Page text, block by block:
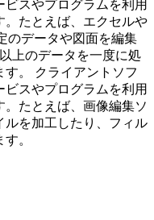
ビスやプログラムを利用
。たとえば、エクセルや
のデータや図面を編集
上のデータを一度に処
。 クライアントソフ
ビスやプログラムを利用
たとえば、画像編集ソ
ルを加工したり、フィル
。